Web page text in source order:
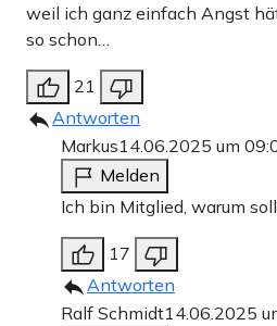
weil ich ganz einfach Angst
so schon…
21
Antworten
Markus14.06.2025 um
Melden
Ich bin Mitglied, warum
17
Antworten
Ralf Schmidt14.06.2025